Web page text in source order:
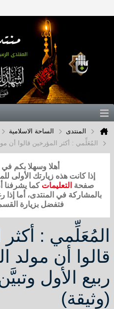
المنتدى الساحة الاسلامية
المُعَلِّمي : أكثر المؤرخين قالوا أن مولد النبي 12 ربيع الأول وتبيَّن أنه
أهلا وسهلا بكم في
إذا كانت هذه زيارتك الأولى
صفحةالتعليماتكما يشرفنا
بالمشاركة في المنتدى، أما إذا
فتفضل بزيارة القسم
: أكثر
الأول